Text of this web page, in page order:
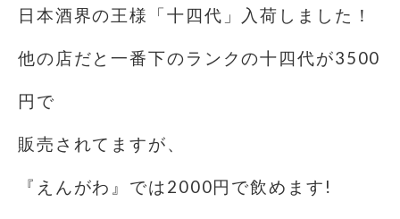
日本酒界の王様「十四代」入荷しました！
他の店だと一番下のランクの十四代が3500
円で
販売されてますが、
『えんがわ』では2000円で飲めます!